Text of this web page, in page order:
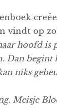
vindt op
hoofd is
Dan begint
niks
Meisje